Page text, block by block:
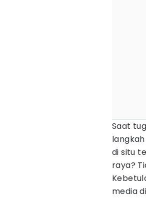
Saat
di situ
raya?
media